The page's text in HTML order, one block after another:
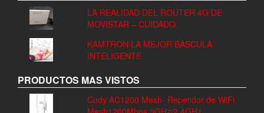
LA REALIDAD DEL ROUTER 4G DE
MOVISTAR – CUIDADO
KAMTRON LA MEJOR BASCULA
INTELIGENTE
PRODUCTOS MAS VISTOS
Cudy AC1200 Mesh- Repetidor de WiFi